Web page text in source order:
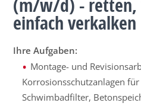
(m/w/d) - retten,
einfach verkalken
Ihre Aufgaben:
Montage- und
Korrosionsschutzanlagen
Schwimbadfilter,